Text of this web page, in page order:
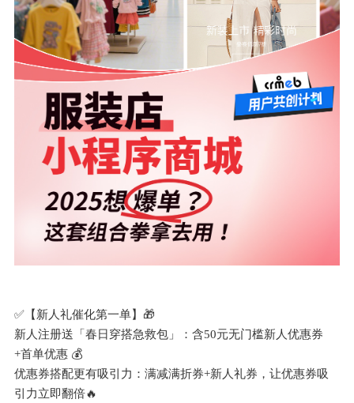
✅【新人礼催化第一单】🎁
新人注册送「春日穿搭急救包」：含50元无门槛新人优惠券
+首单优惠 💰
优惠券搭配更有吸引力：满减满折券+新人礼券，让优惠券吸
引力立即翻倍🔥